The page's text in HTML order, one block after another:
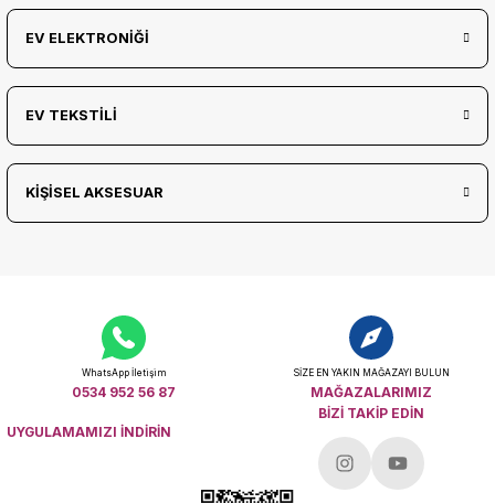
EV ELEKTRONİĞİ
EV TEKSTİLİ
KİŞİSEL AKSESUAR
WhatsApp İletişim
0534 952 56 87
SİZE EN YAKIN MAĞAZAYI BULUN
MAĞAZALARIMIZ
UYGULAMAMIZI İNDİRİN
BİZİ TAKİP EDİN